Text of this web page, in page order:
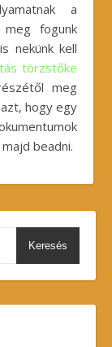
a
meg fogunk
nekünk kell
törzstőke
meg
hogy egy
beadni.
Keresés